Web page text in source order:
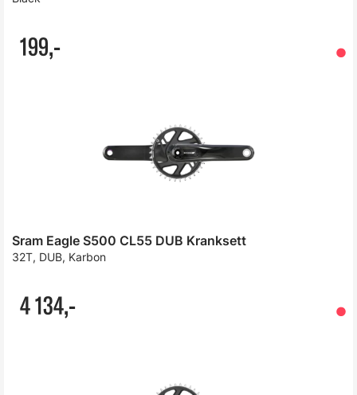
199,-
Sram Eagle S500 CL55 DUB Kranksett
32T, DUB, Karbon
4 134,-